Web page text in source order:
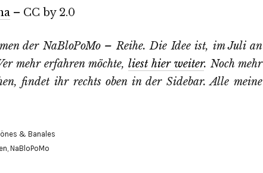
– CC by 2.0
der NaBloPoMo – Reihe. Die Idee ist, im Juli an
mehr erfahren möchte, liest hier weiter. Noch mehr
findet ihr rechts oben in der Sidebar. Alle meine
& Banales
, NaBloPoMo